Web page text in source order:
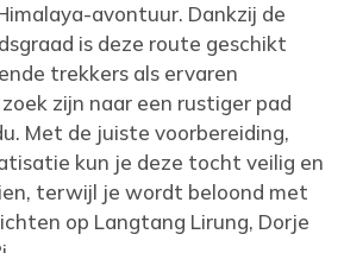
avontuur. Dankzij de
is deze route geschikt
trekkers als ervaren
zijn naar een rustiger pad
Met de juiste voorbereiding,
kun je deze tocht veilig en
terwijl je wordt beloond met
op Langtang Lirung, Dorje